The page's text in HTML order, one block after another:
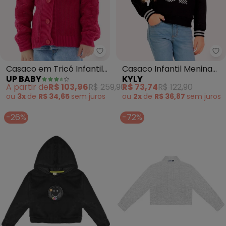
Up Baby - Casaco em Tricô
Casaco em Tricô Infantil
para Meninas (Rosa)
UP BABY
A partir deR$ 103,96R$ 259,90
ou 3x de R$ 34,65 sem juros
Casaco Infantil Menina
Lettering (Preto)
KYLY
R$ 73,74R$ 122,90
ou 2x de R$ 36,87 sem juros
-26% -72%